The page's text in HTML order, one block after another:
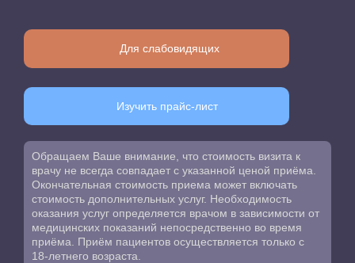
Для слабовидящих
Изучить прайс-лист
Обращаем Ваше внимание, что стоимость визита к
врачу не всегда совпадает с указанной ценой приёма.
Окончательная стоимость приема может включать
стоимость дополнительных услуг. Необходимость
оказания услуг определяется врачом в зависимости от
медицинских показаний непосредственно во время
приёма. Приём пациентов осуществляется только с
18-летнего возраста.